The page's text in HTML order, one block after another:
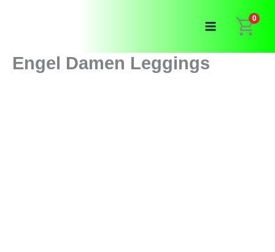
0
Engel Damen Leggings